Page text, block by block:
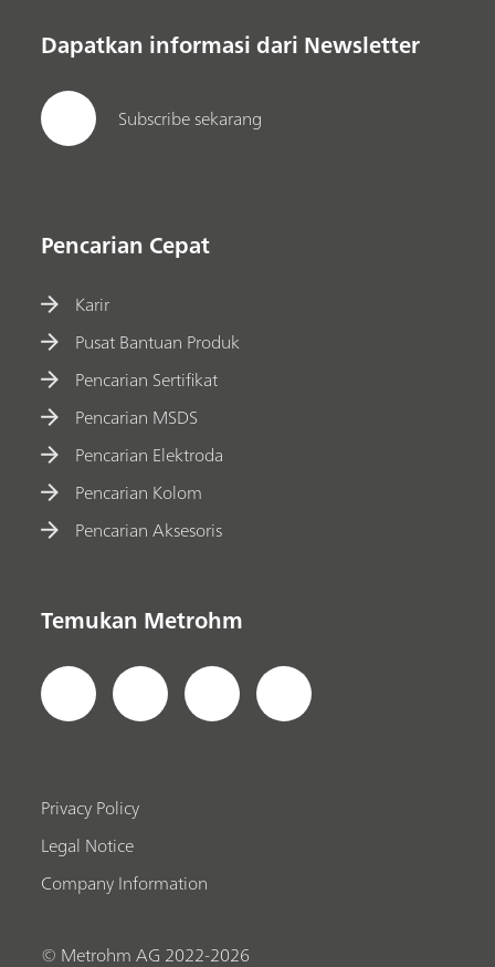
Dapatkan informasi dari Newsletter
Subscribe sekarang
Pencarian Cepat
Karir
Pusat Bantuan Produk
Pencarian Sertifikat
Pencarian MSDS
Pencarian Elektroda
Pencarian Kolom
Pencarian Aksesoris
Temukan Metrohm
Privacy Policy
Legal Notice
Company Information
© Metrohm AG 2022-2026